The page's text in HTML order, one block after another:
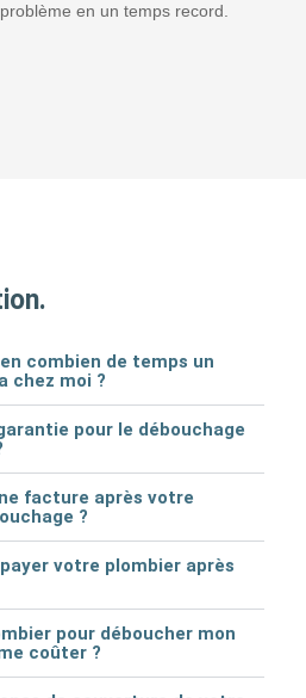
en un temps record.
combien de temps un
chez moi ?
pour le débouchage
facture après votre
?
votre plombier après
pour déboucher mon
coûter ?